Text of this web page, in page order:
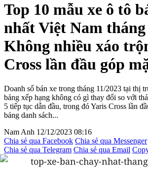
Top 10 mẫu xe ô tô
nhất Việt Nam tháng
Không nhiều xáo
Cross lần đầu góp
Doanh số bán xe trong tháng 11/2023 tại thị
bảng xếp hạng không có gì thay đổi so với
5 tiếp tục dẫn đầu, trong đó Yaris Cross lần
bảng danh sách...
Nam Anh 12/12/2023 08:16
Chia sẻ qua Facebook Chia sẻ qua Messenger
Chia sẻ qua Telegram Chia sẻ qua Email